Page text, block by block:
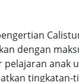
dengan
anak
tingkatan-